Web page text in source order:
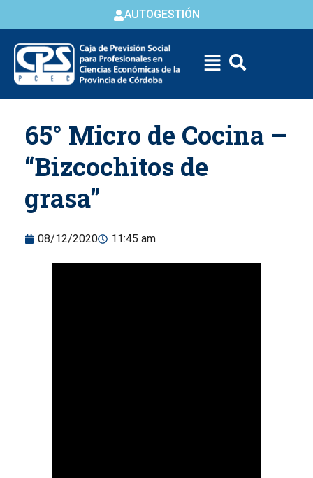
AUTOGESTIÓN
content
65° Micro de Cocina –
“Bizcochitos de
grasa”
08/12/2020 11:45 am